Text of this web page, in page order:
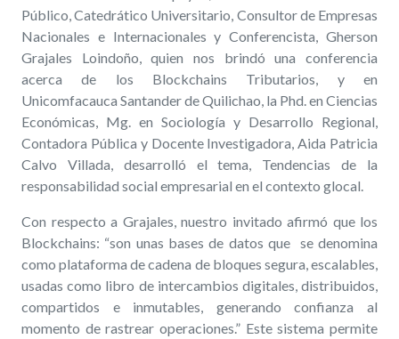
Público, Catedrático Universitario, Consultor de Empresas
Nacionales e Internacionales y Conferencista, Gherson
Grajales Loindoño, quien nos brindó una conferencia
acerca de los Blockchains Tributarios, y en
Unicomfacauca Santander de Quilichao, la Phd. en Ciencias
Económicas, Mg. en Sociología y Desarrollo Regional,
Contadora Pública y Docente Investigadora, Aida Patricia
Calvo Villada, desarrolló el tema, Tendencias de la
responsabilidad social empresarial en el contexto glocal.
Con respecto a Grajales, nuestro invitado afirmó que los
Blockchains: “son unas bases de datos que se denomina
como plataforma de cadena de bloques segura, escalables,
usadas como libro de intercambios digitales, distribuidos,
compartidos e inmutables, generando confianza al
momento de rastrear operaciones.” Este sistema permite